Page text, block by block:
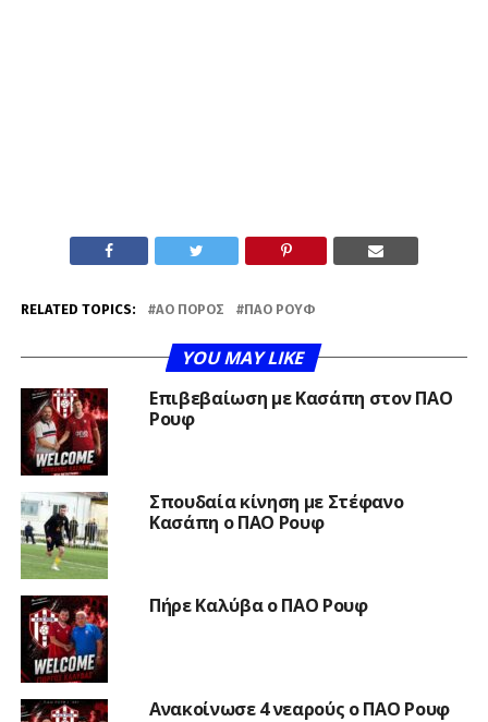
RELATED TOPICS: ΑΟ ΠΌΡΟΣ ΠΑΟ ΡΟΥΦ
YOU MAY LIKE
Επιβεβαίωση με Κασάπη στον ΠΑΟ
Ρουφ
Σπουδαία κίνηση με Στέφανο
Κασάπη ο ΠΑΟ Ρουφ
Πήρε Καλύβα ο ΠΑΟ Ρουφ
Ανακοίνωσε 4 νεαρούς ο ΠΑΟ Ρουφ